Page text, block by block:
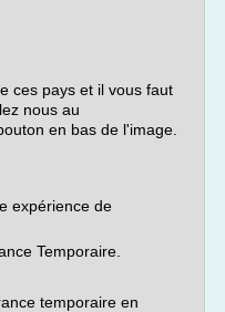
ces pays et il vous faut
nous au
en bas de l'image.
expérience de
Temporaire.
temporaire en